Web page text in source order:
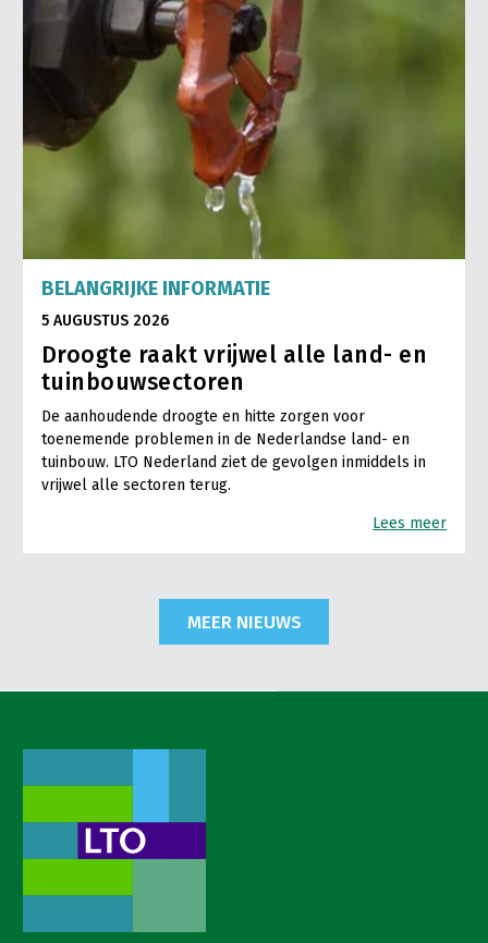
BELANGRIJKE INFORMATIE
5 AUGUSTUS 2026
Droogte raakt vrijwel alle land- en
tuinbouwsectoren
De aanhoudende droogte en hitte zorgen voor
toenemende problemen in de Nederlandse land- en
tuinbouw. LTO Nederland ziet de gevolgen inmiddels in
vrijwel alle sectoren terug.
Lees meer
MEER NIEUWS